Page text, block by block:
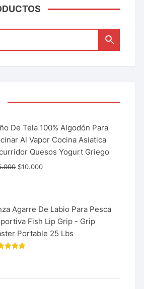
De Tela 100% Algodón Para
Al Vapor Cocina Asiatica
Quesos Yogurt Griego
$10.000
Agarre De Labio Para Pesca
Fish Lip Grip - Grip
Portable 25 Lbs